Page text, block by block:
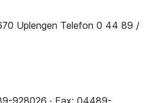
Uplengen Telefon 0 44 89 /
928026 · Fax: 04489-